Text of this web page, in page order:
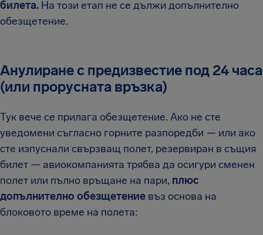
билета. На този етап не се дължи допълнително
обезщетение.
Анулиране с предизвестие под 24 часа
(или прорусната връзка)
Тук вече се прилага обезщетение. Ако не сте
уведомени съгласно горните разпоредби — или ако
сте изпуснали свързващ полет, резервиран в същия
билет — авиокомпанията трябва да осигури сменен
полет или пълно връщане на пари, плюс
допълнително обезщетение въз основа на
блоковото време на полета: